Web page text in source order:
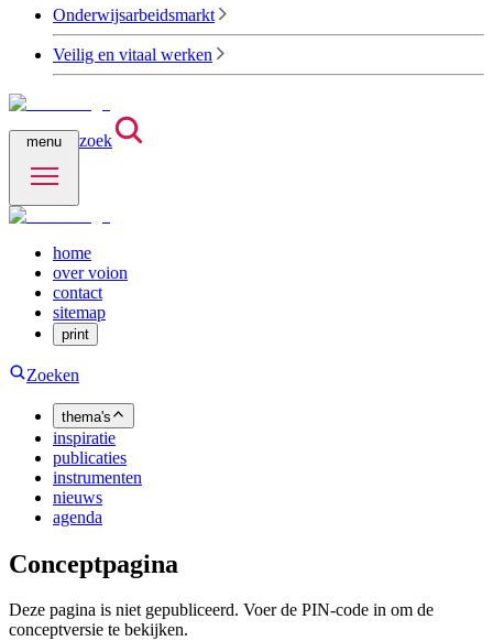
Onderwijsarbeidsmarkt
Veilig en vitaal werken
menu zoek
home
over voion
contact
sitemap
print
Zoeken
thema's
inspiratie
publicaties
instrumenten
nieuws
agenda
Conceptpagina
Deze pagina is niet gepubliceerd. Voer de PIN-code in om de
conceptversie te bekijken.